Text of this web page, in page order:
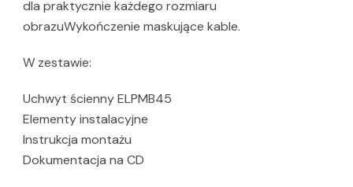
dla praktycznie każdego rozmiaru
obrazuWykończenie maskujące kable.
W zestawie:
Uchwyt ścienny ELPMB45
Elementy instalacyjne
Instrukcja montażu
Dokumentacja na CD